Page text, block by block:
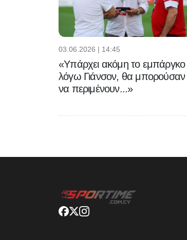
03.06.2026 | 14:45
«Υπάρχει ακόμη το εμπάργκο
λόγω Γιάνσον, θα μπορούσαν
να περιμένουν...»